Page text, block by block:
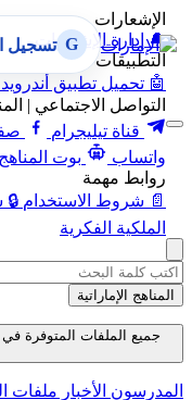
الإشعارات
🔔 إدارة الإشعارات
التطبيقات
🤖 تحميل تطبيق أندرويد
التواصل الاجتماعي |
قناة تيليجرام
واتساب
بوت المناهج
روابط مهمة
📄 شروط الاستخدام 🔒
الملكية الفكرية
G تسجيل
المناهج الإماراتية
المدرسون الأخبار ملفات